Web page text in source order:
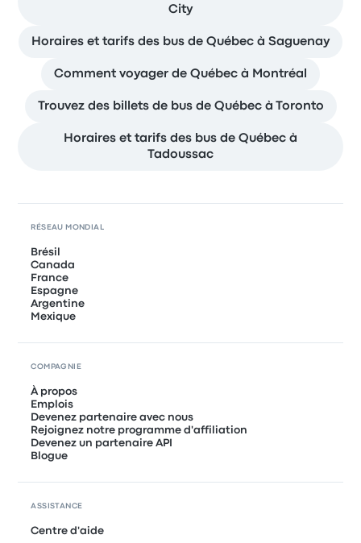
City
Horaires et tarifs des bus de Québec à Saguenay
Comment voyager de Québec à Montréal
Trouvez des billets de bus de Québec à Toronto
Horaires et tarifs des bus de Québec à
Tadoussac
RÉSEAU MONDIAL
Brésil
Canada
France
Espagne
Argentine
Mexique
COMPAGNIE
À propos
Emplois
Devenez partenaire avec nous
Rejoignez notre programme d'affiliation
Devenez un partenaire API
Blogue
ASSISTANCE
Centre d'aide